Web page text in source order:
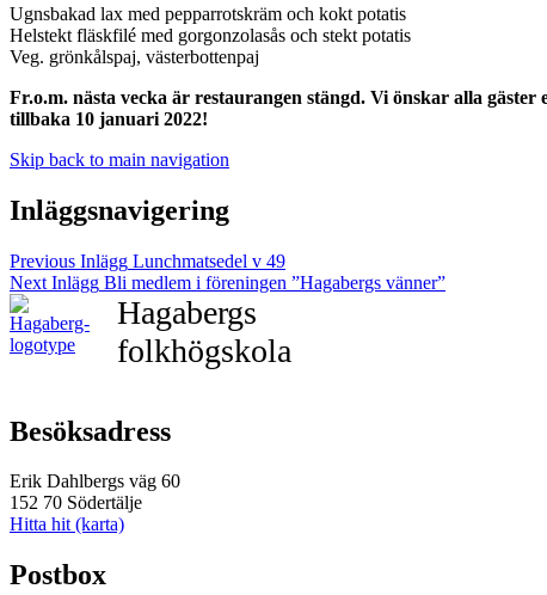
Ugnsbakad lax med pepparrotskräm och kokt potatis
Helstekt fläskfilé med gorgonzolasås och stekt potatis
Veg. grönkålspaj, västerbottenpaj
Fr.o.m. nästa vecka är restaurangen stängd. Vi önskar alla
tillbaka 10 januari 2022!
Skip back to main navigation
Inläggsnavigering
Previous Inlägg Lunchmatsedel v 49
Next Inlägg Bli medlem i föreningen ”Hagabergs vänner”
Hagabergs
folkhögskola
Besöksadress
Erik Dahlbergs väg 60
152 70 Södertälje
Hitta hit (karta)
Postbox